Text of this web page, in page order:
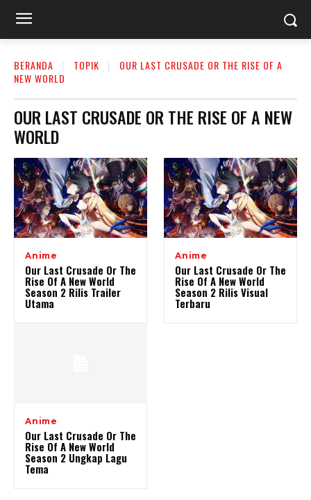
BERANDA TOPIK
OUR LAST CRUSADE OR THE RISE OF A
NEW WORLD
OUR LAST CRUSADE OR THE RISE OF A NEW
WORLD
Anime
Our Last Crusade Or The
Rise Of A New World
Season 2 Rilis Trailer
Utama
Anime
Our Last Crusade Or The
Rise Of A New World
Season 2 Rilis Visual
Terbaru
Anime
Our Last Crusade Or The
Rise Of A New World
Season 2 Ungkap Lagu
Tema